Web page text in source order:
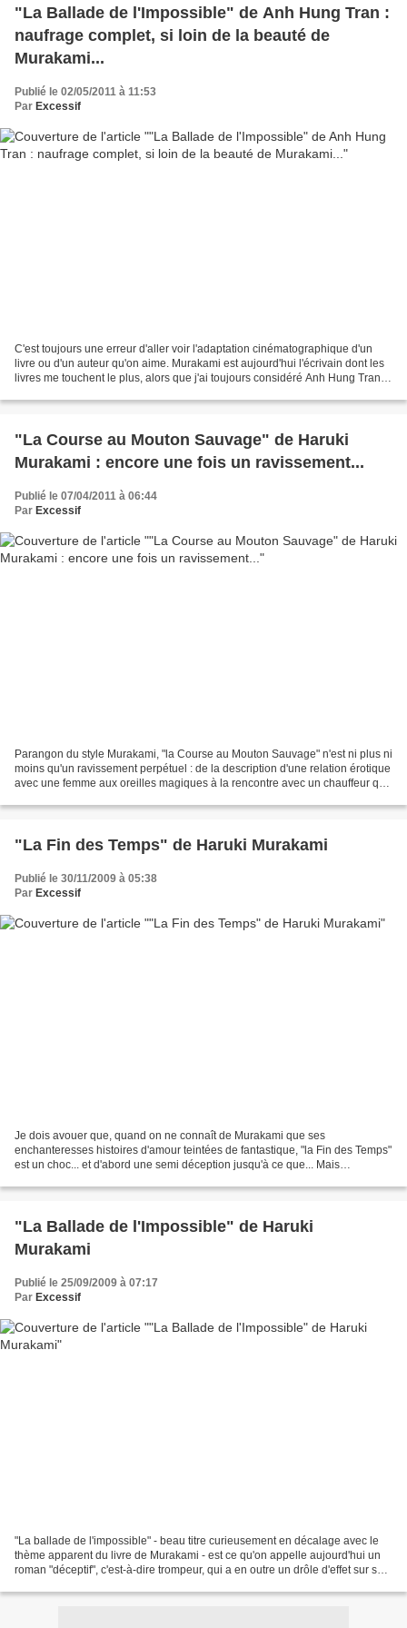
"La Ballade de l'Impossible" de Anh Hung Tran :
naufrage complet, si loin de la beauté de
Murakami...
Publié le 02/05/2011 à 11:53
Par Excessif
C'est toujours une erreur d'aller voir l'adaptation cinématographique d'un
livre ou d'un auteur qu'on aime. Murakami est aujourd'hui l'écrivain dont les
livres me touchent le plus, alors que j'ai toujours considéré Anh Hung Tran
"La Course au Mouton Sauvage" de Haruki
Murakami : encore une fois un ravissement...
Publié le 07/04/2011 à 06:44
Par Excessif
Parangon du style Murakami, "la Course au Mouton Sauvage" n'est ni plus ni
moins qu'un ravissement perpétuel : de la description d'une relation érotique
avec une femme aux oreilles magiques à la rencontre avec un chauffeur qui
"La Fin des Temps" de Haruki Murakami
Publié le 30/11/2009 à 05:38
Par Excessif
Je dois avouer que, quand on ne connaît de Murakami que ses
enchanteresses histoires d'amour teintées de fantastique, "la Fin des Temps"
est un choc... et d'abord une semi déception jusqu'à ce que... Mais
"La Ballade de l'Impossible" de Haruki
Murakami
Publié le 25/09/2009 à 07:17
Par Excessif
"La ballade de l'impossible" - beau titre curieusement en décalage avec le
thème apparent du livre de Murakami - est ce qu'on appelle aujourd'hui un
roman "déceptif", c'est-à-dire trompeur, qui a en outre un drôle d'effet sur son